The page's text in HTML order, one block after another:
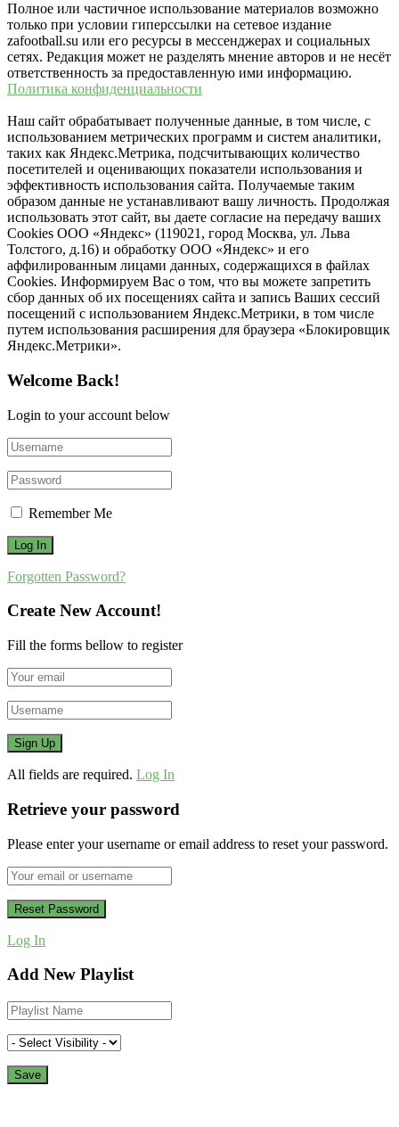
Полное или частичное использование материалов возможно
только при условии гиперссылки на сетевое издание
zafootball.su или его ресурсы в мессенджерах и социальных
сетях. Редакция может не разделять мнение авторов и не несёт
ответственность за предоставленную ими информацию.
Политика конфиденциальности
Наш сайт обрабатывает полученные данные, в том числе, с
использованием метрических программ и систем аналитики,
таких как Яндекс.Метрика, подсчитывающих количество
посетителей и оценивающих показатели использования и
эффективность использования сайта. Получаемые таким
образом данные не устанавливают вашу личность. Продолжая
использовать этот сайт, вы даете согласие на передачу ваших
Cookies ООО «Яндекс» (119021, город Москва, ул. Льва
Толстого, д.16) и обработку ООО «Яндекс» и его
аффилированным лицами данных, содержащихся в файлах
Cookies. Информируем Вас о том, что вы можете запретить
сбор данных об их посещениях сайта и запись Ваших сессий
посещений с использованием Яндекс.Метрики, в том числе
путем использования расширения для браузера «Блокировщик
Яндекс.Метрики».
Welcome Back!
Login to your account below
Remember Me
Forgotten Password?
Create New Account!
Fill the forms bellow to register
All fields are required. Log In
Retrieve your password
Please enter your username or email address to reset your password.
Log In
Add New Playlist